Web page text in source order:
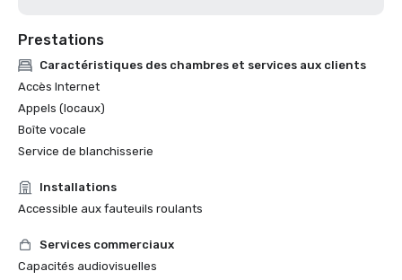
Prestations
Caractéristiques des chambres et services aux clients
Accès Internet
Appels (locaux)
Boîte vocale
Service de blanchisserie
Installations
Accessible aux fauteuils roulants
Services commerciaux
Capacités audiovisuelles